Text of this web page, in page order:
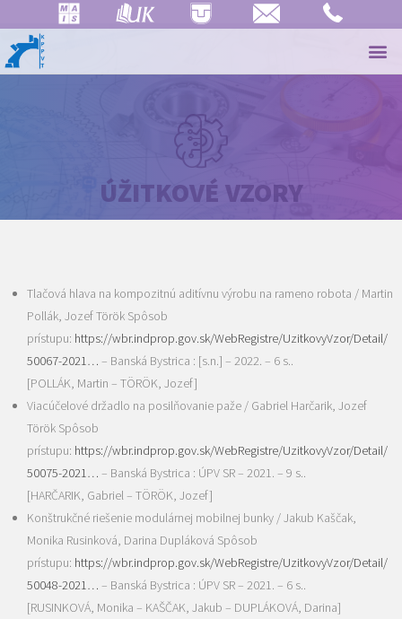
ÚŽITKOVÉ VZORY
Tlačová hlava na kompozitnú aditívnu výrobu na rameno robota / Martin
Pollák, Jozef Török Spôsob
prístupu: https://wbr.indprop.gov.sk/WebRegistre/UzitkovyVzor/Detail/
50067-2021… – Banská Bystrica : [s.n.] – 2022. – 6 s..
[POLLÁK, Martin – TÖRÖK, Jozef]
Viacúčelové držadlo na posilňovanie paže / Gabriel Harčarik, Jozef
Török Spôsob
prístupu: https://wbr.indprop.gov.sk/WebRegistre/UzitkovyVzor/Detail/
50075-2021… – Banská Bystrica : ÚPV SR – 2021. – 9 s..
[HARČARIK, Gabriel – TÖRÖK, Jozef]
Konštrukčné riešenie modulárnej mobilnej bunky / Jakub Kaščak,
Monika Rusinková, Darina Dupláková Spôsob
prístupu: https://wbr.indprop.gov.sk/WebRegistre/UzitkovyVzor/Detail/
50048-2021… – Banská Bystrica : ÚPV SR – 2021. – 6 s..
[RUSINKOVÁ, Monika – KAŠČAK, Jakub – DUPLÁKOVÁ, Darina]